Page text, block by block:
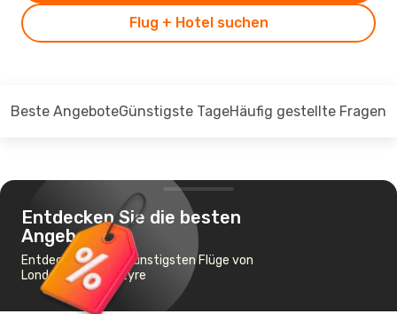
Flug + Hotel suchen
Beste AngeboteGünstigste TageHäufig gestellte Fragen
Entdecken Sie die besten
Angebote
Entdecken Sie die günstigsten Flüge von
London nach Blantyre